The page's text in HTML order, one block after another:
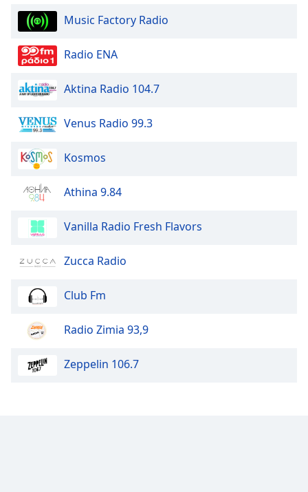
dialog
window.
Escape
cancel
close
window.
Opacity
Background
Music Factory Radio
Radio ENA
Aktina Radio 104.7
Venus Radio 99.3
Kosmos
Athina 9.84
Vanilla Radio Fresh Flavors
Zucca Radio
Club Fm
Radio Zimia 93,9
Zeppelin 106.7